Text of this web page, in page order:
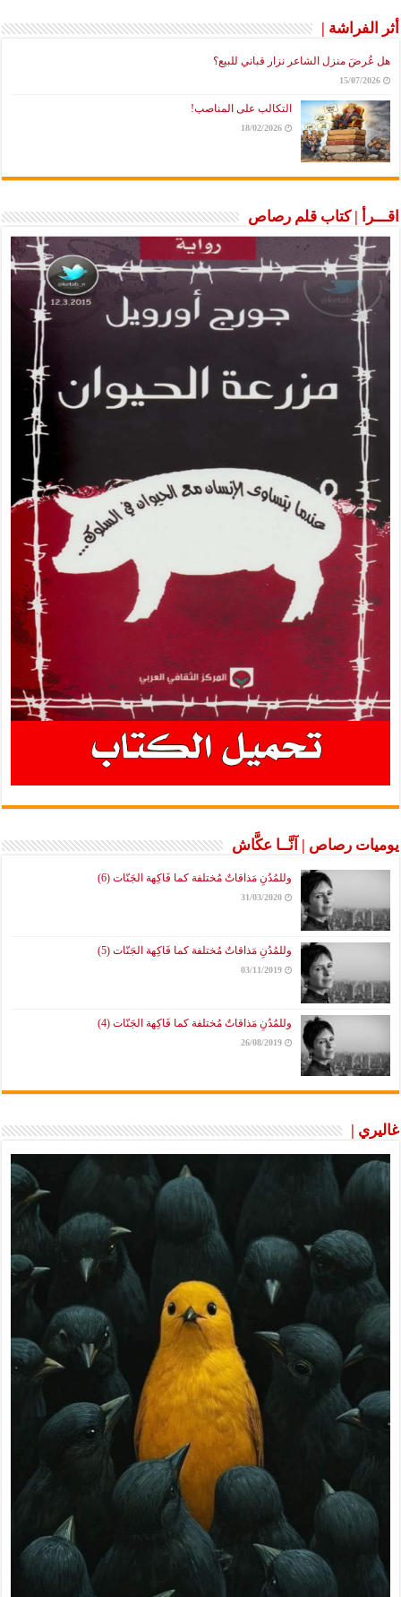
أثر الفراشة |
هل عُرضَ منزل الشاعر نزار قباني للبيع؟
15/07/2026
التكالب على المناصب!
18/02/2026
اقـــرأ | كتاب قلم رصاص
يوميات رصاص | آنَّــا عكَّاش
وللمُدُنِ مَذاقاتٌ مُختلفة كما فَاكِهة الجَنّات (6)
31/03/2020
وللمُدُنِ مَذاقاتٌ مُختلفة كما فَاكِهة الجَنّات (5)
03/11/2019
وللمُدُنِ مَذاقاتٌ مُختلفة كما فَاكِهة الجَنّات (4)
26/08/2019
غاليري |